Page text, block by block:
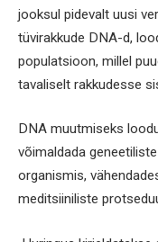
jooksul pidevalt uusi
tüvirakkude DNA-d,
populatsioon, millel
tavaliselt rakkudesse
DNA muutmiseks
võimaldada
organismis,
meditsiiniliste